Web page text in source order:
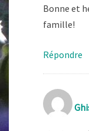
Bonne et
famille!
Répondre